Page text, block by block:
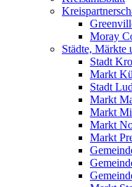
Moray
Städte, Märkte
Stadt
Markt
Stadt
Markt
Markt
Markt
Markt